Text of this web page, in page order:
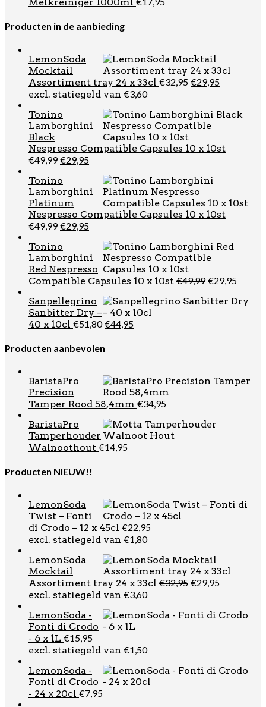
Producten in de aanbieding
LemonSoda
Mocktail
Assortiment tray 24 x 33cl €32,95
€32,95.
€29,95Huidige
€29,95.
excl. statiegeld van €3,60
Tonino
Lamborghini
Black
Nespresso Compatible Capsules 10 x 10st
€49,99 Oorspronkelijke
was:
€49,99.
€29,95Huidige
€29,95.
Tonino
Lamborghini
Platinum
Nespresso Compatible Capsules 10 x 10st
€49,99 Oorspronkelijke
was:
€49,99.
€29,95Huidige
€29,95.
Tonino
Lamborghini
Red Nespresso
Compatible Capsules 10 x 10st €49,99
was:
€29,95
is:
Sanpellegrino
Sanbitter Dry –
40 x 10cl €51,80 Oorspronkelijke
was:
€44,95Huidige
Producten aanbevolen
BaristaPro
Precision
Tamper Rood 58,4mm €34,95
BaristaPro
Tamperhouder
Walnoothout €14,95
Producten NIEUW!!
LemonSoda
Twist – Fonti
di Crodo – 12 x 45cl €22,95
excl. statiegeld van €1,80
LemonSoda
Mocktail
Assortiment tray 24 x 33cl €32,95
€32,95.
€29,95Huidige
€29,95.
excl. statiegeld van €3,60
LemonSoda -
Fonti di Crodo
- 6 x 1L €15,95
excl. statiegeld van €1,50
LemonSoda -
Fonti di Crodo
- 24 x 20cl €7,95